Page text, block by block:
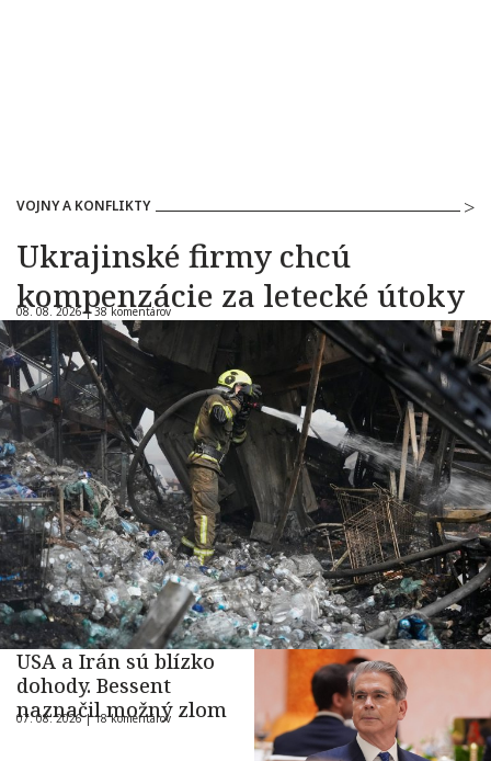
VOJNY A KONFLIKTY
Ukrajinské firmy chcú
kompenzácie za letecké útoky
08. 08. 2026 |38 komentárov
USA a Irán sú blízko
dohody. Bessent
naznačil možný zlom
07. 08. 2026 |18 komentárov